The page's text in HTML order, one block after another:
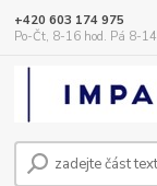
+420 603 174 975
Po-Čt, 8-16 hod. Pá 8-